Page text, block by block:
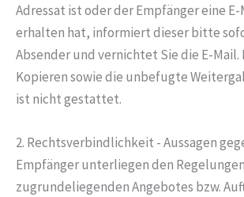
Adressat ist oder der Empfänger eine
erhalten hat, informiert dieser bitte
Absender und vernichtet Sie die E-
Kopieren sowie die unbefugte
ist nicht gestattet.
2. Rechtsverbindlichkeit - Aussagen
Empfänger unterliegen den
zugrundeliegenden Angebotes bzw.